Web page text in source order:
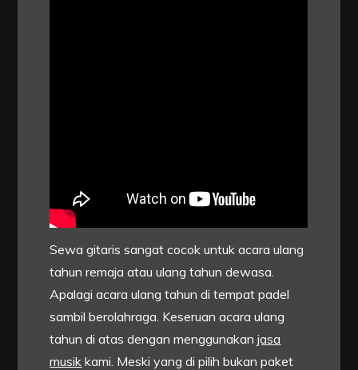
Sewa gitaris sangat cocok untuk acara ulang
tahun remaja atau ulang tahun dewasa.
Apalagi acara ulang tahun di tempat padel
sambil berolahraga. Keseruan acara ulang
tahun di atas dengan menggunakanjasa
musik kami. Meski yang di pilih bukan paket